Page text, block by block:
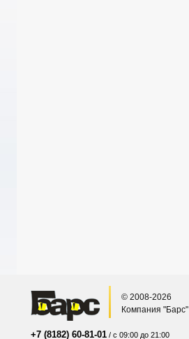
© 2008-2026
Компания "Барс"
+7 (8182) 60-81-01 / с 09:00 до 21:00